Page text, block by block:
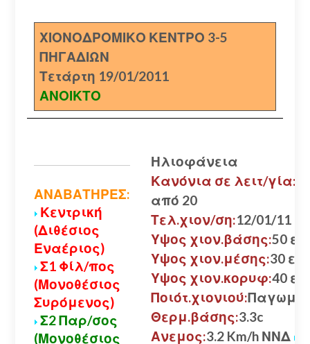
ΧΙΟΝΟΔΡΟΜΙΚΟ ΚΕΝΤΡΟ 3-5
ΠΗΓΑΔΙΩΝ
Τετάρτη 19/01/2011
ΑΝΟΙΚΤΟ
ΑΝΑΒΑΤΗΡΕΣ:
Κεντρική
(Διθέσιος
Εναέριος)
Σ1 Φίλ/πος
(Μονοθέσιος
Συρόμενος)
Σ2 Παρ/σος
(Μονοθέσιος
Ηλιοφάνεια
Κανόνια σε λειτ/γία:
από 20
Τελ.χιον/ση:12/01/11
Υψος χιον.βάσης:50 εκ.
Υψος χιον.μέσης:30 εκ.
Υψος χιον.κορυφ:40 εκ.
Ποιότ.χιονιού:
Θερμ.βάσης:3.3c
Ανεμος:3.2 Km/h ΝΝΔ